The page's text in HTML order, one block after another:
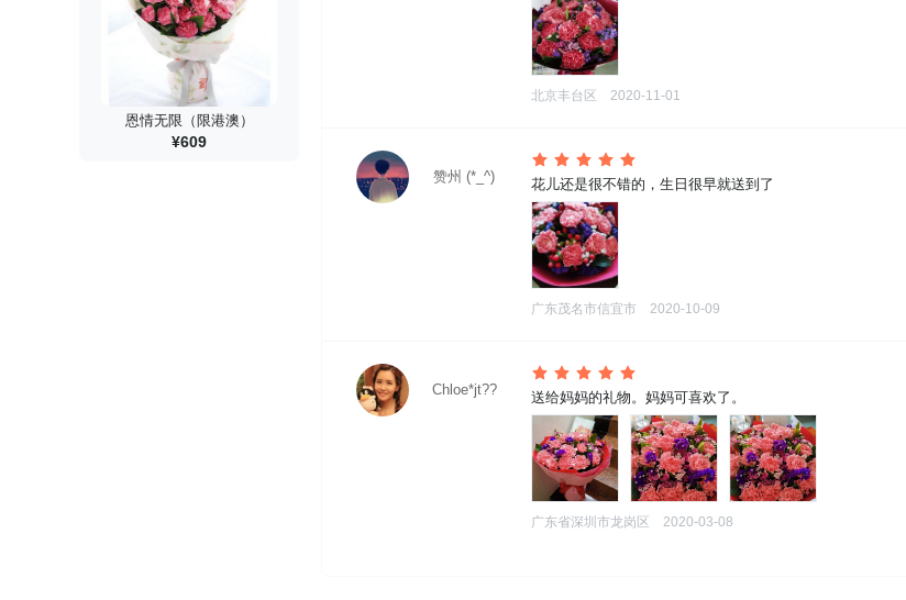
恩情无限（限港澳）
¥609
北京丰台区 2020-11-01
赞州 (*_^) 花儿还是很不错的，生日很早就送到了
广东茂名市信宜市 2020-10-09
Chloe*jt?? 送给妈妈的礼物。妈妈可喜欢了。
广东省深圳市龙岗区 2020-03-08